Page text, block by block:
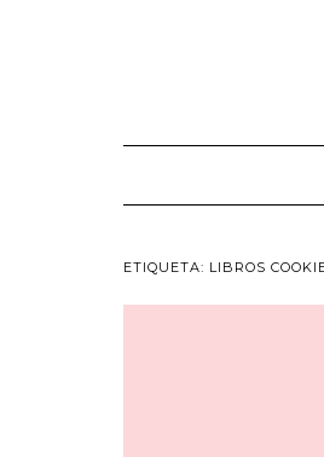
ETIQUETA: LIBROS